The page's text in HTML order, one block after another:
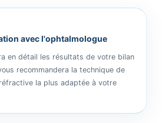
avec l'ophtalmologue
en détail les résultats de votre bilan
recommandera la technique de
la plus adaptée à votre